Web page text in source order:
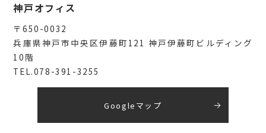
神戸オフィス
〒650-0032
兵庫県神戸市中央区伊藤町121 神戸伊藤町ビルディング
10階
TEL.078-391-3255
Googleマップ